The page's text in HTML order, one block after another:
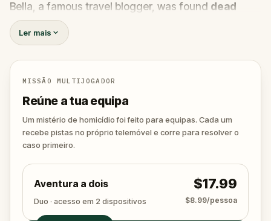
Bella, a famous travel blogger, was found dead
during a ghost tour led by the theatrical
Shadows. Now, it’s up to you to uncover the truth.
Was it Walter, the obsessed boyfriend? Percy, the
ghost tour guide with a flair for the dramatic? Or is
someone else hiding in the shadows?
expose the real murderer before they strike
again. Make sure to have your pen and paper
ready to jot down all the crucial evidence.
Ler mais
MISSÃO MULTIJOGADOR
Reúne a tua equipa
Um mistério de homicídio foi feito para equipas. Cada um
recebe pistas no próprio telemóvel e corre para resolver o
caso primeiro.
Aventura a dois
Duo · acesso em 2 dispositivos
$17.99
$8.99/pessoa